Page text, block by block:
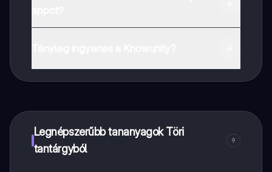
Legnépszerűbb tananyagok Töri
tantárgyból
9